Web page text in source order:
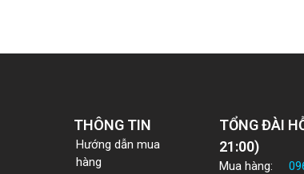
THÔNG TIN
Hướng dẫn mua
hàng
TỔNG ĐÀI
21:00)
Mua hàng: